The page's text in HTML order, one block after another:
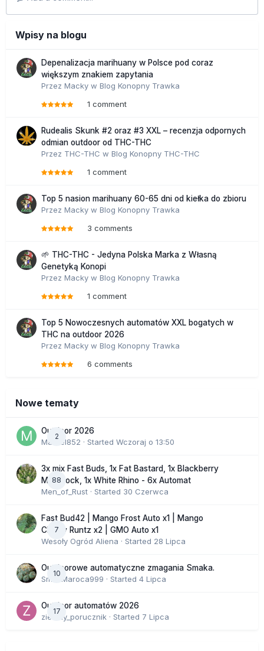
Wpisy na blogu
Depenalizacja marihuany w Polsce pod coraz
większym znakiem zapytania
Przez Macky w Blog Konopny Trawka
1 comment
Rudealis Skunk #2 oraz #3 XXL – recenzja odpornych
odmian outdoor od THC-THC
Przez THC-THC w Blog Konopny THC-THC
1 comment
Top 5 nasion marihuany 60-65 dni od kiełka do zbioru
Przez Macky w Blog Konopny Trawka
3 comments
🌱 THC-THC - Jedyna Polska Marka z Własną
Genetyką Konopi
Przez Macky w Blog Konopny Trawka
1 comment
Top 5 Nowoczesnych automatów XXL bogatych w
THC na outdoor 2026
Przez Macky w Blog Konopny Trawka
6 comments
Nowe tematy
2
Outdoor 2026
Marcel852 · Started Wczoraj o 13:50
88
3x mix Fast Buds, 1x Fat Bastard, 1x Blackberry
Moonrock, 1x White Rhino - 6x Automat
Men_of_Rust · Started 30 Czerwca
7
Fast Bud42 | Mango Frost Auto x1 | Mango
Cherry Runtz x2 | GMO Auto x1
Wesoły Ogród Aliena · Started 28 Lipca
10
Outdoorowe automatyczne zmagania Smaka.
SmakMaroca999 · Started 4 Lipca
17
Outdoor automatów 2026
zielony_porucznik · Started 7 Lipca